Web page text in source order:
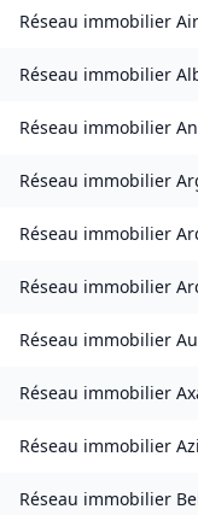
Réseau immobilier
Réseau immobilier
Réseau immobilier
Réseau immobilier
Réseau immobilier
Réseau immobilier
Réseau immobilier
Réseau immobilier
Réseau immobilier
Réseau immobilier